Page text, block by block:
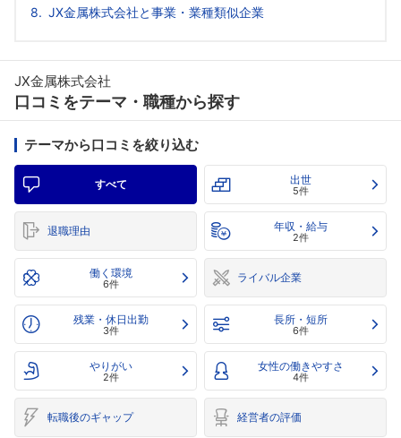
JX金属株式会社と事業・業種類似企業
JX金属株式会社
口コミをテーマ・職種から探す
テーマから口コミを絞り込む
すべて 出世
5件
退職理由 年収・給与
2件
働く環境
6件 ライバル企業
残業・休日出勤
3件
長所・短所
6件
やりがい
2件
女性の働きやすさ
4件
転職後のギャップ 経営者の評価